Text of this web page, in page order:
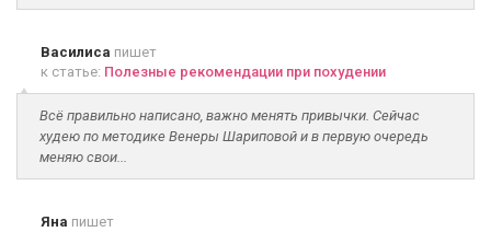
Василиса пишет
к статье: Полезные рекомендации при похудении
Всё правильно написано, важно менять привычки. Сейчас
худею по методике Венеры Шариповой и в первую очередь
меняю свои...
Яна пишет